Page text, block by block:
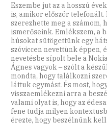
Eszembe jut az a hosszú
is, amikor először telefonált.
szerezhette meg a számom,
ismerőseink. Emlékszem, a
húsokat sütögettünk egy
szóviccen nevettünk éppen,
nevetésbe sípolt bele a
Ágnes vagyok – szólt a
mondta, hogy találkozni
láttuk egymást. És most,
visszaemlékezni arra a
valami olyat is, hogy az
fene tudja milyen
érezte, hogy beszélnünk